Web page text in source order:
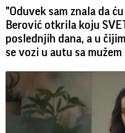
"Oduvek sam znala da
Berović otkrila koju
poslednjih dana, a u
se vozi u autu sa mužem